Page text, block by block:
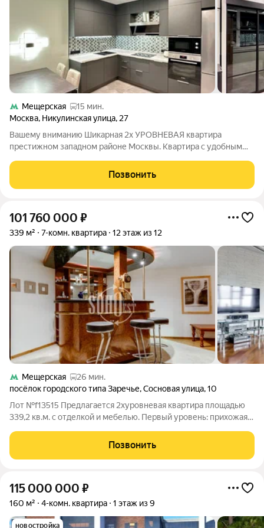
Мещерская
15 мин.
Москва, Никулинская улица, 27
Вашему вниманию Шикарная 2х УРОВНЕВАЯ квартира
престижном западном районе Москвы. Квартира с удобным
характеристиками. ПЛАНИРОВОЧНОЕ РЕШЕНИЕ: - 4
изолированные спальни со СВОИМИ гардеробными; - кухня
Позвонить
101 760 000 ₽
339 м² 7-комн. квартира 12 этаж из 12
Мещерская
26 мин.
посёлок городского типа Заречье,Сосновая улица,10
Лот №f13515 Предлагается 2хуровневая квартира площадью
339,2 кв.м. с отделкой и мебелью. Первый уровень: прихожая,
столовая, гостиная с камином в центре зала, кабинет, спальня ,
с/у, гардеробная,
Позвонить
115 000 000 ₽
160 м² 4-комн. квартира 1 этаж из 9
новостройка